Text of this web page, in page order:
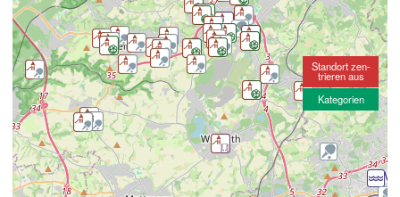
Standort zen-
trieren aus
Kategorien